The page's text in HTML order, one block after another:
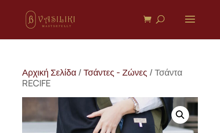
Αρχική Σελίδα/ Τσάντες - Ζώνες / Τσάντα
RECIFE